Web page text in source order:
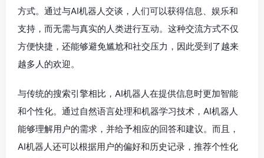
方式。通过与AI机器人交谈，人们可以获得信息、娱乐和
支持，而无需与真实的人类进行互动。这种交流方式不仅
方便快捷，还能够避免尴尬和社交压力，因此受到了越来
越多人的欢迎。
与传统的搜索引擎相比，AI机器人在提供信息时更加智能
和个性化。通过自然语言处理和机器学习技术，AI机器人
能够理解用户的需求，并给予相应的回答和建议。而且，
AI机器人还可以根据用户的偏好和历史记录，推荐个性化